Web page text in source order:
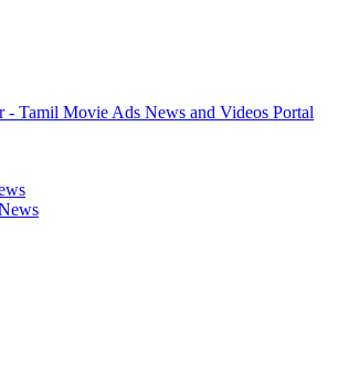
- Tamil Movie Ads News and Videos Portal